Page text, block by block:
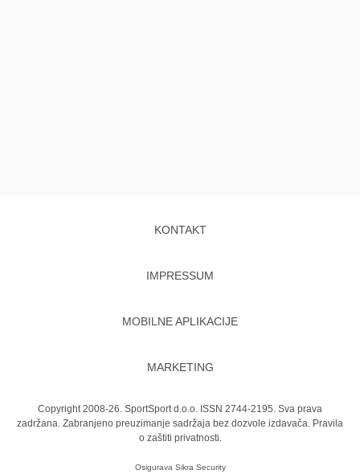
KONTAKT
IMPRESSUM
MOBILNE APLIKACIJE
MARKETING
Copyright 2008-26. SportSport d.o.o. ISSN 2744-2195. Sva prava
zadržana. Zabranjeno preuzimanje sadržaja bez dozvole izdavača. Pravila
o zaštiti privatnosti.
Osigurava Sikra Security